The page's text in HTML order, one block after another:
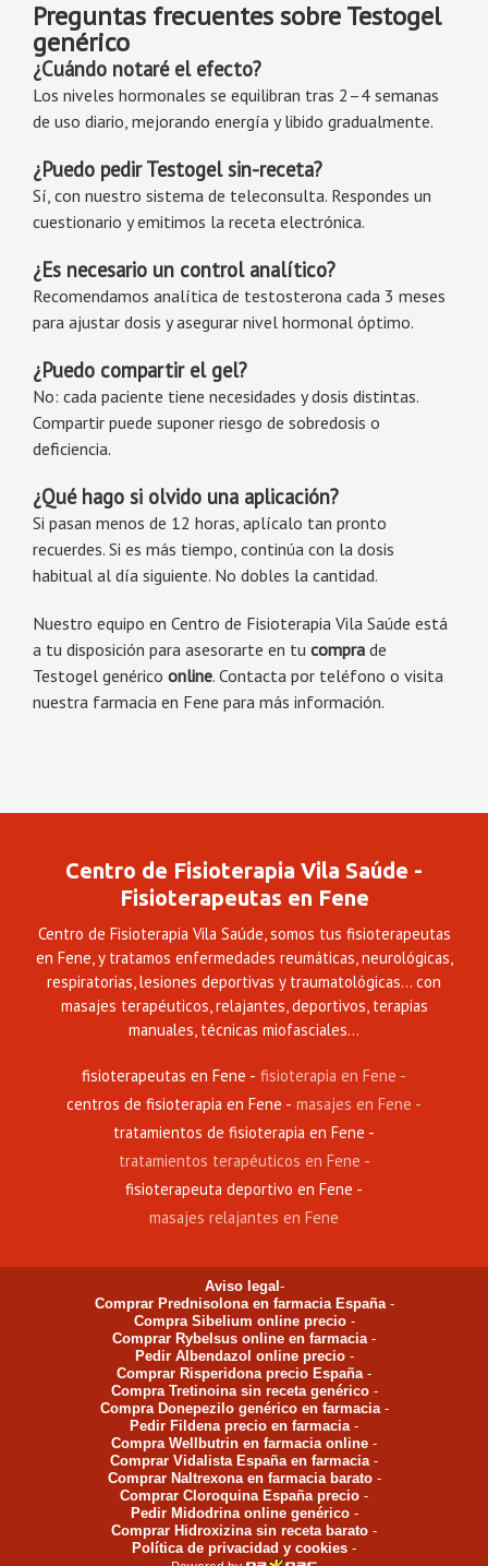
Preguntas frecuentes sobre Testogel
genérico
¿Cuándo notaré el efecto?
Los niveles hormonales se equilibran tras 2–4 semanas
de uso diario, mejorando energía y libido gradualmente.
¿Puedo pedir Testogel sin-receta?
Sí, con nuestro sistema de teleconsulta. Respondes un
cuestionario y emitimos la receta electrónica.
¿Es necesario un control analítico?
Recomendamos analítica de testosterona cada 3 meses
para ajustar dosis y asegurar nivel hormonal óptimo.
¿Puedo compartir el gel?
No: cada paciente tiene necesidades y dosis distintas.
Compartir puede suponer riesgo de sobredosis o
deficiencia.
¿Qué hago si olvido una aplicación?
Si pasan menos de 12 horas, aplícalo tan pronto
recuerdes. Si es más tiempo, continúa con la dosis
habitual al día siguiente. No dobles la cantidad.
Nuestro equipo en Centro de Fisioterapia Vila Saúde está
a tu disposición para asesorarte en tu compra de
Testogel genérico online. Contacta por teléfono o visita
nuestra farmacia en Fene para más información.
Centro de Fisioterapia Vila Saúde -
Fisioterapeutas en Fene
Centro de Fisioterapia Vila Saúde, somos tus fisioterapeutas
en Fene, y tratamos enfermedades reumáticas, neurológicas,
respiratorias, lesiones deportivas y traumatológicas... con
masajes terapéuticos, relajantes, deportivos, terapias
manuales, técnicas miofasciales...
fisioterapeutas en Fene
fisioterapia en Fene
centros de fisioterapia en Fene
masajes en Fene
tratamientos de fisioterapia en Fene
tratamientos terapéuticos en Fene
fisioterapeuta deportivo en Fene
masajes relajantes en Fene
Aviso legal -
Comprar Prednisolona en farmacia España-
Compra Sibelium online precio-
Comprar Rybelsus online en farmacia-
Pedir Albendazol online precio-
Comprar Risperidona precio España-
Compra Tretinoina sin receta genérico-
Compra Donepezilo genérico en farmacia-
Pedir Fildena precio en farmacia-
Compra Wellbutrin en farmacia online -
Comprar Vidalista España en farmacia-
Comprar Naltrexona en farmacia barato-
Comprar Cloroquina España precio -
Pedir Midodrina online genérico-
Comprar Hidroxizina sin receta barato -
Política de privacidad y cookies -